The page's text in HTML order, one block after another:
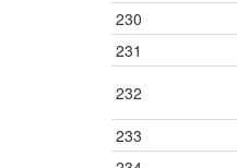
230
231
232
233